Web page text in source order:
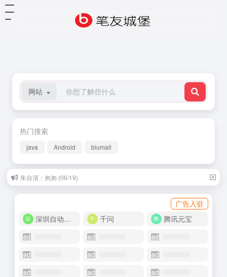
网站
热门搜索
java Android biumall
朱自清：匆匆 (06/19)
广告入驻
深圳自动化商城
千问 腾讯元宝